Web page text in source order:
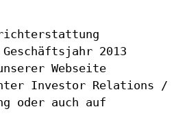
2013
Webseite
unter Investor Relations /
oder auch auf